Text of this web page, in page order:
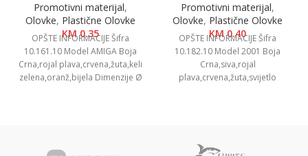
Promotivni materijal,
Olovke, Plastične Olovke
KM0.35
OPŠTE INFORMACIJE Šifra
10.161.10 Model AMIGA Boja
Crna,rojal plava,crvena,žuta,keli
zelena,oranž,bijela Dimenzije Ø
Promotivni materijal,
Olovke, Plastične Olovke
KM0.40
OPŠTE INFORMACIJE Šifra
10.182.10 Model 2001 Boja
Crna,siva,rojal
plava,crvena,žuta,svijetlo